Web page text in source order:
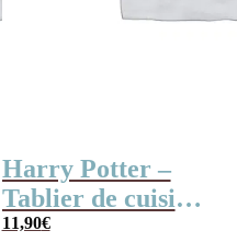
Harry Potter –
Tablier de cuisine
noir Hogwarts
11,90€